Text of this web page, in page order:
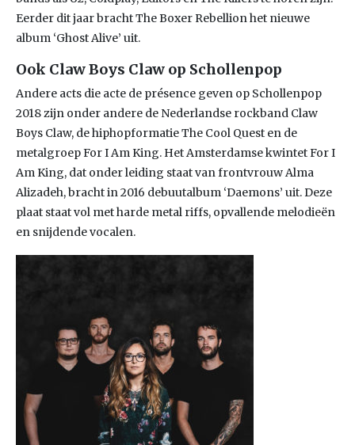
Eerder dit jaar bracht The Boxer Rebellion het nieuwe
album ‘Ghost Alive’ uit.
Ook Claw Boys Claw op Schollenpop
Andere acts die acte de présence geven op Schollenpop
2018 zijn onder andere de Nederlandse rockband Claw
Boys Claw, de hiphopformatie The Cool Quest en de
metalgroep For I Am King. Het Amsterdamse kwintet For I
Am King, dat onder leiding staat van frontvrouw Alma
Alizadeh, bracht in 2016 debuutalbum ‘Daemons’ uit. Deze
plaat staat vol met harde metal riffs, opvallende melodieën
en snijdende vocalen.